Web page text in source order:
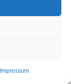
Impressum